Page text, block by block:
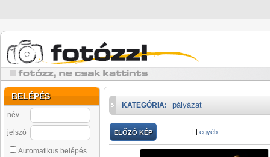
BELÉPÉS
név
jelszó
Automatikus belépés
KATEGÓRIA: pályázat
ELŐZŐ KÉP | | egyéb